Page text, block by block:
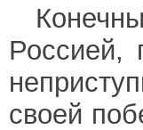
Россией,
своей